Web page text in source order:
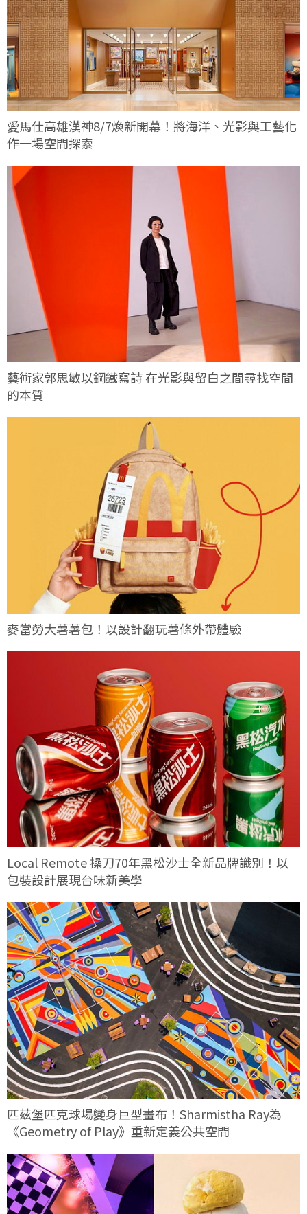
愛馬仕高雄漢神8/7煥新開幕！將海洋、光影與工藝化
作一場空間探索
藝術家郭思敏以鋼鐵寫詩 在光影與留白之間尋找空間
的本質
麥當勞大薯薯包！以設計翻玩薯條外帶體驗
Local Remote 操刀70年黑松沙士全新品牌識別！以
包裝設計展現台味新美學
匹茲堡匹克球場變身巨型畫布！Sharmistha Ray為
《Geometry of Play》重新定義公共空間